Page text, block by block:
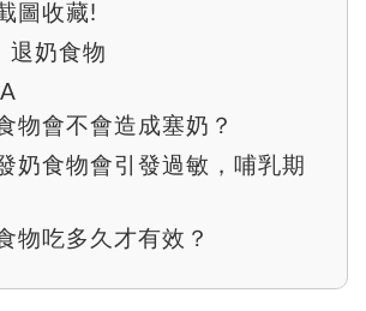
圖收藏!
退奶食物
物會不會造成塞奶？
奶食物會引發過敏，哺乳期
物吃多久才有效？